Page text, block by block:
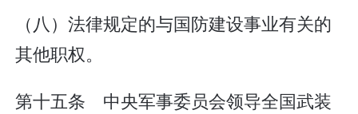
（八）法律规定的与国防建设事业有关的
其他职权。
第十五条 中央军事委员会领导全国武装